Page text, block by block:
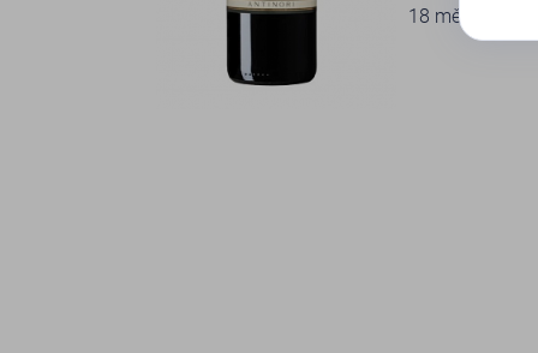
18 měsíců